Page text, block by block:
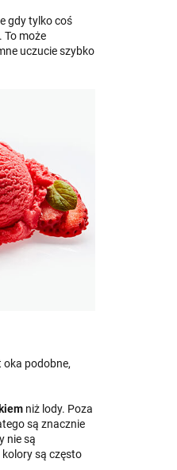
gdy tylko coś
To może
uczucie szybko
oka podobne,
niż lody. Poza
są znacznie
nie są
są często